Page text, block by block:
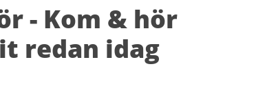
- Kom & hör
redan idag